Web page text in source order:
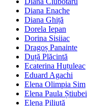
Diana Enache
Diana Ghiță
Dorela Iepan
Dorina Sisiiac
Dragoș Panainte
Duță Plăcintă
Ecaterina Huțuleac
Eduard Agachi
Elena Olimpia Sim
Elena Paula Știubei
Elena Piliuță